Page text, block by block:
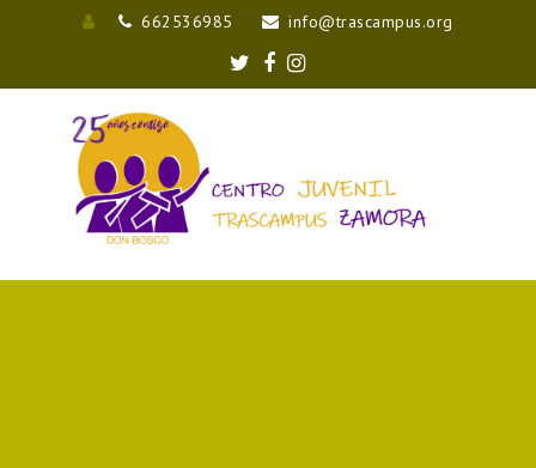
Entrar662536985 info@trascampus.org
TwitterFacebook
Instagram